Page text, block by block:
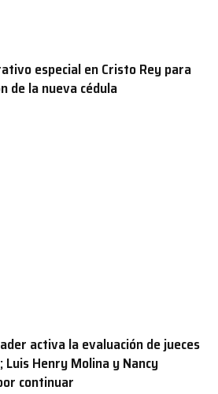
especial en Cristo Rey para
de la nueva cédula
activa la evaluación de jueces
Henry Molina y Nancy
continuar